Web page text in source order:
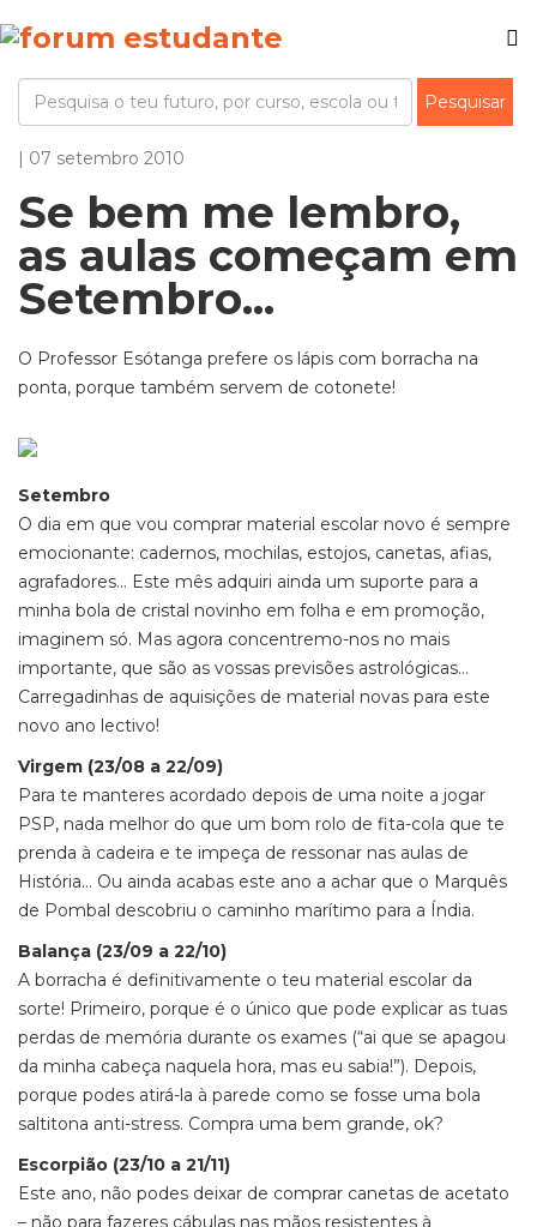
| 07 setembro 2010
Se bem me lembro,
as aulas começam em
Setembro...
O Professor Esótanga prefere os lápis com borracha na
ponta, porque também servem de cotonete!
Setembro
O dia em que vou comprar material escolar novo é sempre
emocionante: cadernos, mochilas, estojos, canetas, afias,
agrafadores… Este mês adquiri ainda um suporte para a
minha bola de cristal novinho em folha e em promoção,
imaginem só. Mas agora concentremo-nos no mais
importante, que são as vossas previsões astrológicas…
Carregadinhas de aquisições de material novas para este
novo ano lectivo!
Virgem (23/08 a 22/09)
Para te manteres acordado depois de uma noite a jogar
PSP, nada melhor do que um bom rolo de fita-cola que te
prenda à cadeira e te impeça de ressonar nas aulas de
História… Ou ainda acabas este ano a achar que o Marquês
de Pombal descobriu o caminho marítimo para a Índia.
Balança (23/09 a 22/10)
A borracha é definitivamente o teu material escolar da
sorte! Primeiro, porque é o único que pode explicar as tuas
perdas de memória durante os exames (“ai que se apagou
da minha cabeça naquela hora, mas eu sabia!”). Depois,
porque podes atirá-la à parede como se fosse uma bola
saltitona anti-stress. Compra uma bem grande, ok?
Escorpião (23/10 a 21/11)
Este ano, não podes deixar de comprar canetas de acetato
– não para fazeres cábulas nas mãos resistentes à